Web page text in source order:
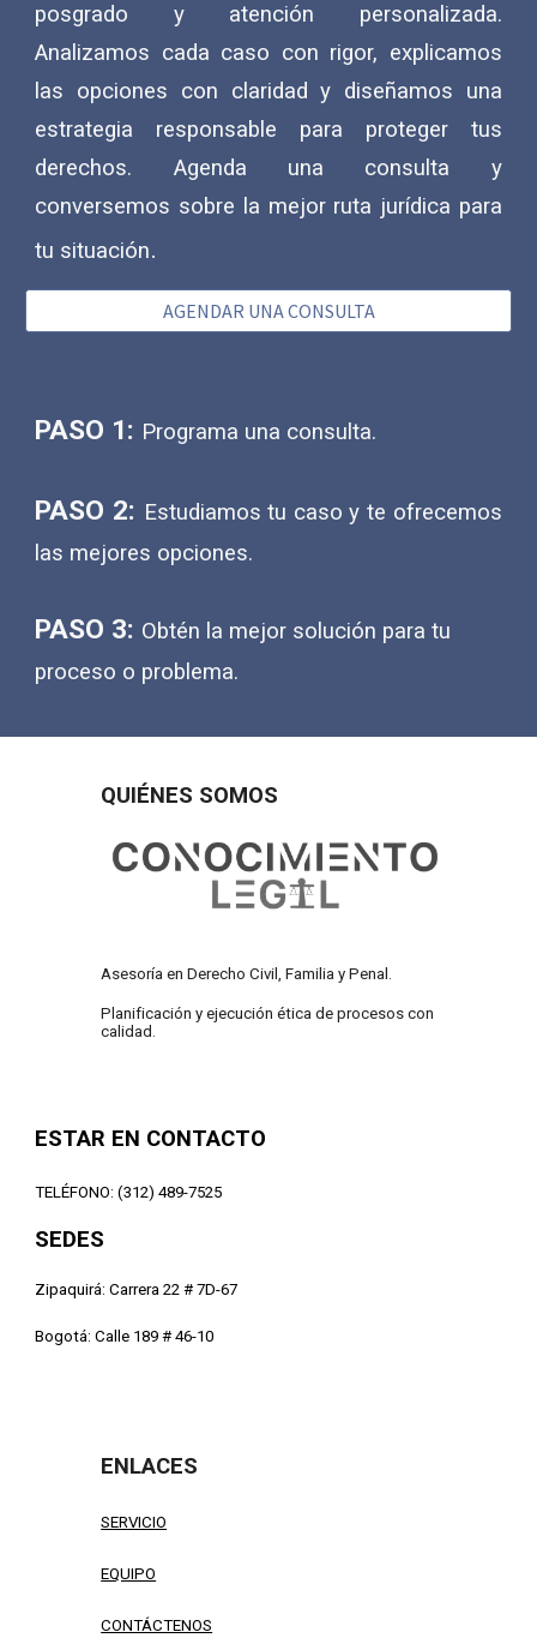
posgrado y atención personalizada.
Analizamos cada caso con rigor, explicamos
las opciones con claridad y diseñamos una
estrategia responsable para proteger tus
derechos. Agenda una consulta y
conversemos sobre la mejor ruta jurídica para
tu situación.
AGENDAR UNA CONSULTA
PASO 1: Programa una consulta.
PASO 2: Estudiamos tu caso y te ofrecemos
las mejores opciones.
PASO 3: Obtén la mejor solución para tu
proceso o problema.
QUIÉNES SOMOS
Asesoría en Derecho Civil, Familia y Penal.
Planificación y ejecución ética de procesos con
calidad.
ESTAR EN CONTACTO
TELÉFONO: (312) 489-7525
SEDES
Zipaquirá: Carrera 22 # 7D-67
Bogotá: Calle 189 # 46-10
ENLACES
SERVICIO
EQUIPO
CONTÁCTENOS